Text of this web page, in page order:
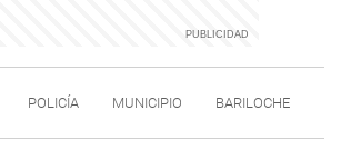
POLICÍA MUNICIPIO BARILOCHE